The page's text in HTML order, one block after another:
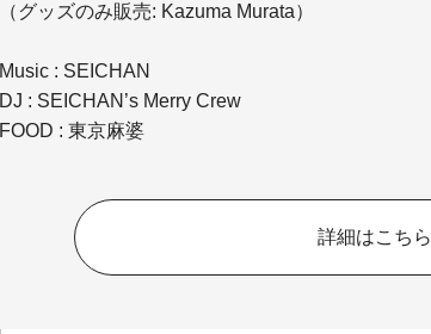
（グッズのみ販売: Kazuma Murata）
Music : SEICHAN
DJ : SEICHAN’s Merry Crew
FOOD : 東京麻婆
詳細はこちら